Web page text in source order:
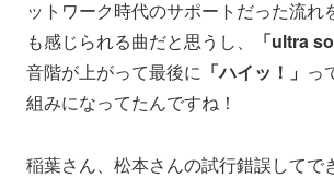
ットワーク時代のサポートだった流れ
も感じられる曲だと思うし、
「ultra
音階が上がって最後に 「ハイッ！」 っ
組みになってたんですね！
稲葉さん、松本さんの試行錯誤してで